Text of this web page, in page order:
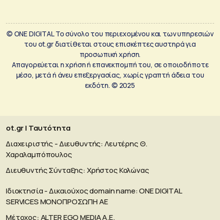
© ONE DIGITAL Το σύνολο του περιεχομένου και των υπηρεσιών
του ot.gr διατίθεται στους επισκέπτες αυστηρά για
προσωπική χρήση.
Απαγορεύεται η χρήση ή επανεκπομπή του, σε οποιοδήποτε
μέσο, μετά ή άνευ επεξεργασίας, χωρίς γραπτή άδεια του
εκδότη. © 2025
ot.gr | Ταυτότητα
Διαχειριστής - Διευθυντής: Λευτέρης Θ.
Χαραλαμπόπουλος
Διευθυντής Σύνταξης: Χρήστος Κολώνας
Ιδιοκτησία - Δικαιούχος domain name: ΟΝΕ DIGITAL
SERVICES MONOΠΡΟΣΩΠΗ ΑΕ
Μέτοχος: ALTER EGO MEDIA A.E.